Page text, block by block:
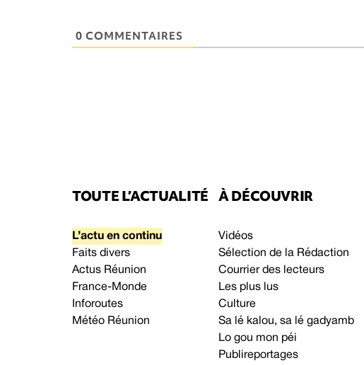
0 COMMENTAIRES
TOUTE L’ACTUALITÉ
L’actu en continu
Faits divers
Actus Réunion
France-Monde
Inforoutes
Météo Réunion
À DÉCOUVRIR
Vidéos
Sélection de la Rédaction
Courrier des lecteurs
Les plus lus
Culture
Sa lé kalou, sa lé gadyamb
Lo gou mon péi
Publireportages